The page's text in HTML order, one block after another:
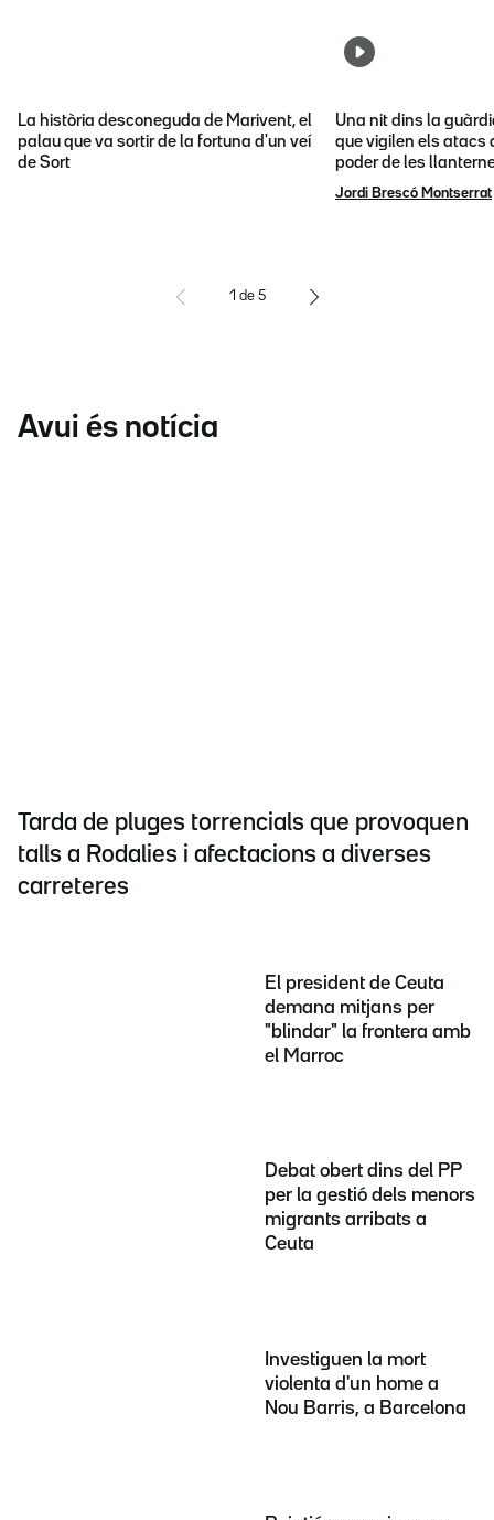
La història desconeguda de Marivent, el
palau que va sortir de la fortuna d'un veí
de Sort
Una nit dins la
que vigilen els atacs
poder de les
Jordi Brescó Montserrat
1 de 5
Avui és notícia
Tarda de pluges torrencials que provoquen
talls a Rodalies i afectacions a diverses
carreteres
El president de Ceuta
demana mitjans per
"blindar" la frontera amb
el Marroc
Debat obert dins del PP
per la gestió dels menors
migrants arribats a
Ceuta
Investiguen la mort
violenta d'un home a
Nou Barris, a Barcelona